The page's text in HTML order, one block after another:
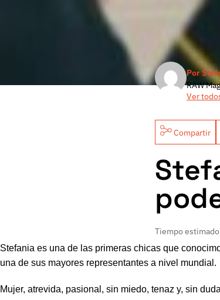
Por
RAW
Ver
Compartir
Tiempo
Stefania es una de las primeras chicas que
una de sus mayores representantes a nivel mundial.
Mujer, atrevida, pasional, sin miedo, tenaz y, sin